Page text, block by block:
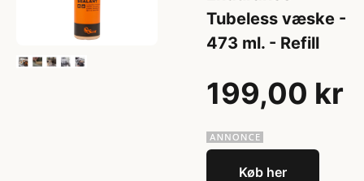
Tubeless væske -
473 ml. - Refill
199,00 kr
Køb her